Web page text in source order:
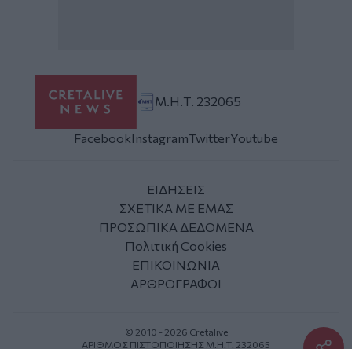
Μ.Η.Τ. 232065
FacebookInstagramTwitterYoutube
ΕΙΔΗΣΕΙΣ
ΣΧΕΤΙΚΑ ΜΕ ΕΜΑΣ
ΠΡΟΣΩΠΙΚΑ ΔΕΔΟΜΕΝΑ
Πολιτική Cookies
ΕΠΙΚΟΙΝΩΝΙΑ
ΑΡΘΡΟΓΡΑΦΟΙ
© 2010 - 2026 Cretalive
ΑΡΙΘΜΟΣ ΠΙΣΤΟΠΟΙΗΣΗΣ Μ.Η.Τ. 232065